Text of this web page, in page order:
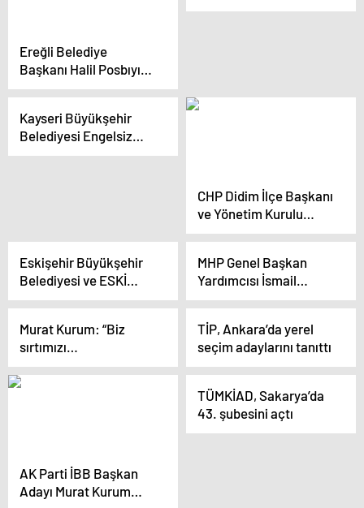
Ereğli Belediye
Başkanı Halil Posbıyık,
çalışmalarını
vaatlerini sıraladı
Sendikası Arasında
Kayseri Büyükşehir
Belediyesi Engelsiz
Çocuk Evleri’nde Özel
CHP Didim İlçe Başkanı
ve Yönetim Kurulu
Üyeleri İstifa Etti
Eskişehir Büyükşehir
Belediyesi ve ESKİ
Genel Müdürlüğü’nde
MHP Genel Başkan
Yardımcısı İsmail
Özdemir, Talas
Mustafa Yalçın’ın
Hizmetlerini Övdü
Murat Kurum: “Biz
sırtımızı
Bayrampaşa’ya,
milletimize yaslandık”
TİP, Ankara’da yerel
seçim adaylarını tanıttı
AK Parti İBB Başkan
Adayı Murat Kurum
TÜMKİAD, Sakarya’da
43. şubesini açtı